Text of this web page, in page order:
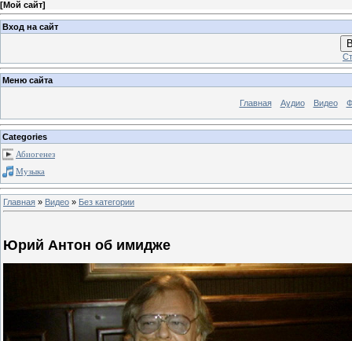
[Мой сайт]
Вход на сайт
Меню сайта
Главная Аудио Видео
Categories
Абиогенез
Музыка
Главная » Видео » Без категории
Юрий Антон об имидже